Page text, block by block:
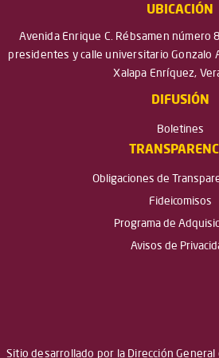
UBICACIÓN
Avenida Enrique C. Rébsamen número
presidentes y calle universitario Gonzalo
Xalapa Enríquez,
DIFUSIÓN
Boletines
Obligaciones de
Fideicomisos
Programa de
Avisos de
Sitio desarrollado por la Dirección